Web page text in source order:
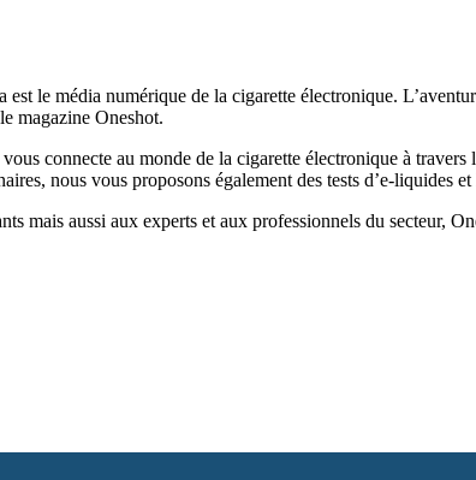
le média numérique de la cigarette électronique.
magazine Oneshot.
connecte au monde de la cigarette électronique à
nous vous proposons également des tests d’e-liquides
mais aussi aux experts et aux professionnels du secteur,